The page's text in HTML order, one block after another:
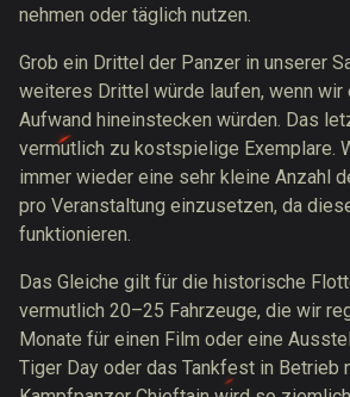
nehmen oder täglich nutzen.
Grob ein Drittel der Panzer in unserer
weiteres Drittel würde laufen, wenn wir
Aufwand hineinstecken würden. Das
vermutlich zu kostspielige Exemplare.
immer wieder eine sehr kleine Anzahl
pro Veranstaltung einzusetzen, da
funktionieren.
Das Gleiche gilt für die historische
vermutlich 20–25 Fahrzeuge, die wir
Monate für einen Film oder eine
Tiger Day oder das Tankfest in Betrieb